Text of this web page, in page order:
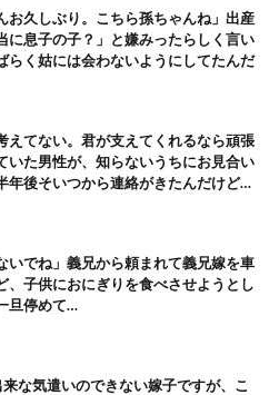
舐めまわしたい女の子ｗｗｗｗｗ
お久しぶり。こちら孫ちゃんね」出産
に息子の子？」と嫌みったらしく言い
らく姑には会わないようにしてたんだ
えてない。君が支えてくれるなら頑張
いた男性が、知らないうちにお見合い
年後そいつから連絡がきたんだけど…
いでね」義兄から頼まれて義兄嫁を車
、子供におにぎりを食べさせようとし
旦停めて…
な気遣いのできない嫁子ですが、こ